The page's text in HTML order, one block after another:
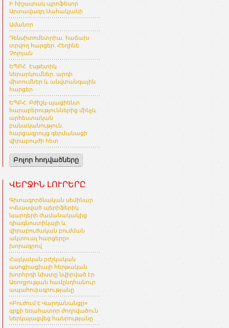
Ի հիշատակ պրոֆեսոր
Արտավազդ Սահակյանի
Ամանոր
Դենսիտոմետրիա. հաճախ
տրվող հարցեր. Հեղինե
Չոլոյան
ԵՊԲՀ. Էսթետիկ
ներարկումներ. արդի
միտումներ և անվտանգային
հարցեր
ԵՊԲՀ. Բժիշկ-պացիենտ
հարաբերություններից մինչև
արհեստական
բանականություն.
հարցազրույց գերմանացի
վիրաբույժի հետ
Բոլոր հոդվածները
ՎԵՐՋԻՆ ԼՈՒՐԵՐԸ
Գիտագործնական սեմինար
«Վնասված պերիֆերիկ
նյարդերի ժամանակակից
դիագնոստիկայի և
վիրաբուժական բուժման
ակտուալ հարցերը»
խորագրով
Հայկական բժշկական
ասոցիացիայի հերթական
խորհրդի նիստը նվիրված էր
Առողջության համընդհանուր
ապահովագրությանը
«Բուժում է Վարդանանցը»
գրքի եռահատոր ժողովածուն
ներկայացվեց հանրությանը